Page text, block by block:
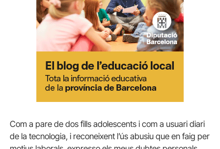
Com a pare de dos fills adolescents i com a usuari diari
de la tecnologia, i reconeixent l’ús abusiu que en faig per